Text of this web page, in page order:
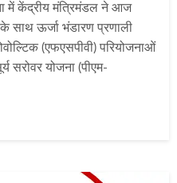
में केंद्रीय मंत्रिमंडल ने आज
ऊर्जा भंडारण प्रणाली
(एफएसपीवी) परियोजनाओं
सरोवर योजना (पीएम-